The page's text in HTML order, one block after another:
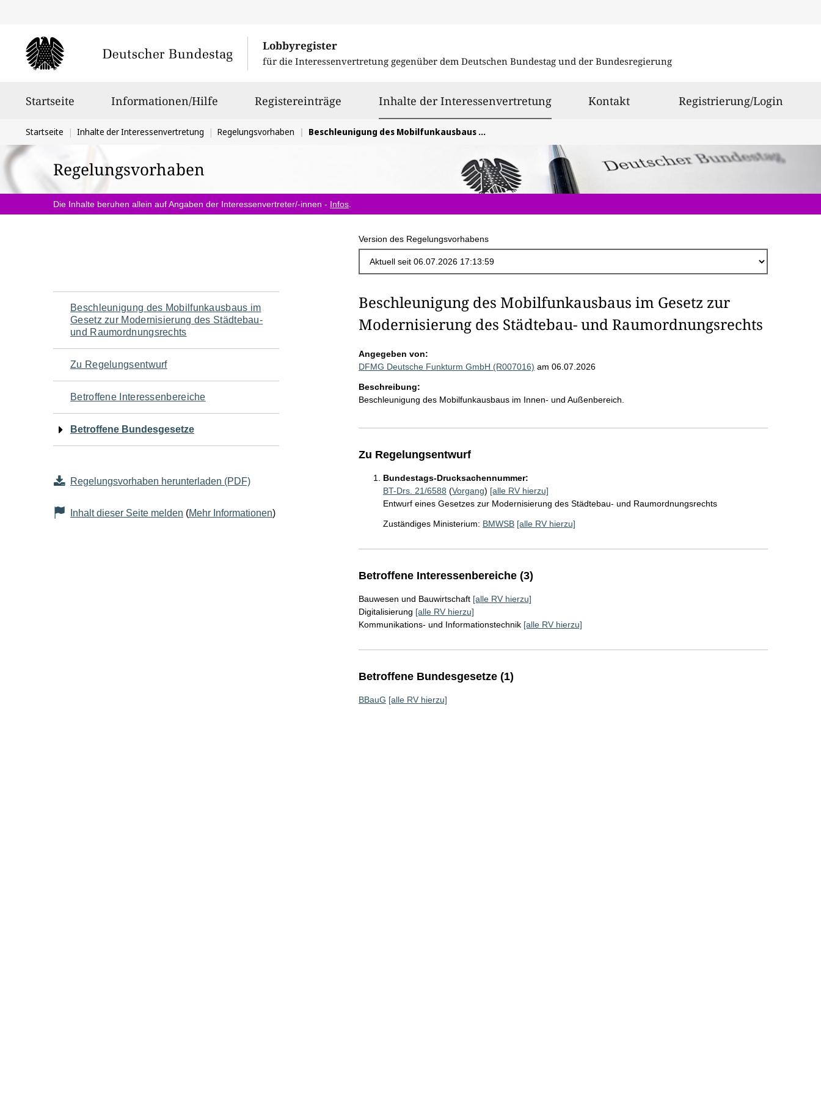
Lobbyregister
für die Interessenvertretung gegenüber dem Deutschen Bundestag und der Bundesregierung
Startseite Informationen/Hilfe Registereinträge Inhalte der Interessenvertretungausgewählt
Kontakt Registrierung/Login
Sie
befinden
sich
hier:
Startseite Inhalte der Interessenvertretung Regelungsvorhaben Beschleunigung des Mobilfunkausbaus im Gesetz zur Modernisierung des Städtebau- und Raumordnungsrechts
Regelungsvorhaben
Die Inhalte beruhen allein auf Angaben der Interessenvertreter/-innen - Infos
Version des Regelungsvorhabens
Navigation
für
den
Seiteninhalt
Beschleunigung des Mobilfunkausbaus im
Gesetz zur Modernisierung des Städtebau-
und Raumordnungsrechts
Zu Regelungsentwurf
Betroffene Interessenbereiche
Betroffene Bundesgesetze
Regelungsvorhaben herunterladen (PDF)
Inhalt dieser Seite melden (Mehr Informationen)
Beschleunigung des Mobilfunkausbaus im Gesetz zur
Modernisierung des Städtebau- und Raumordnungsrechts
Angegeben von:
DFMG Deutsche Funkturm GmbH (R007016) am 06.07.2026
Beschreibung:
Beschleunigung des Mobilfunkausbaus im Innen- und Außenbereich.
Zu Regelungsentwurf
Bundestags-Drucksachennummer:
BT-Drs. 21/6588 (Vorgang) [alle RV hierzu]
Entwurf eines Gesetzes zur Modernisierung des Städtebau- und Raumordnungsrechts
Zuständiges Ministerium: BMWSB [alle RV hierzu]
Betroffene Interessenbereiche (3)
Bauwesen und Bauwirtschaft [alle RV hierzu]
Digitalisierung [alle RV hierzu]
Kommunikations- und Informationstechnik [alle RV hierzu]
Betroffene Bundesgesetze (1)
BBauG [alle RV hierzu]